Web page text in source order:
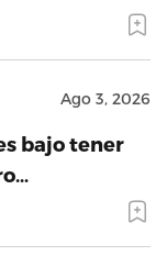
Ago 3, 2026
bajo tener